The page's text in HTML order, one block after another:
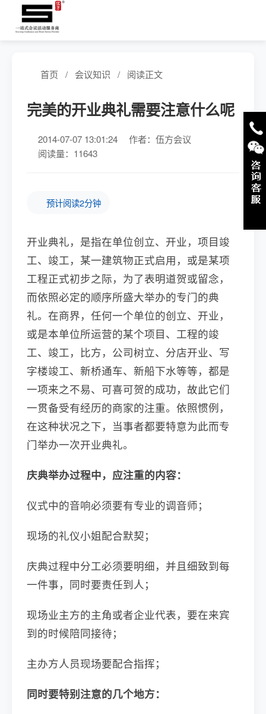
首页 / 会议知识 / 阅读正文
完美的开业典礼需要注意什么呢
2014-07-07 13:01:24
作者：伍方会议
阅读量：11643
预计阅读2分钟
开业典礼，是指在单位创立、开业，项目竣
工、竣工，某一建筑物正式启用，或是某项
工程正式初步之际，为了表明道贺或留念，
而依照必定的顺序所盛大举办的专门的典
礼。在商界，任何一个单位的创立、开业，
或是本单位所运营的某个项目、工程的竣
工、竣工，比方，公司树立、分店开业、写
字楼竣工、新桥通车、新船下水等等，都是
一项来之不易、可喜可贺的成功，故此它们
一贯备受有经历的商家的注重。依照惯例，
在这种状况之下，当事者都要特意为此而专
门举办一次开业典礼。
庆典举办过程中，应注重的内容：
仪式中的音响必须要有专业的调音师；
现场的礼仪小姐配合默契；
庆典过程中分工必须要明细，并且细致到每
一件事，同时要责任到人；
现场业主方的主角或者企业代表，要在来宾
到的时候陪同接待；
主办方人员现场要配合指挥；
同时要特别注意的几个地方：